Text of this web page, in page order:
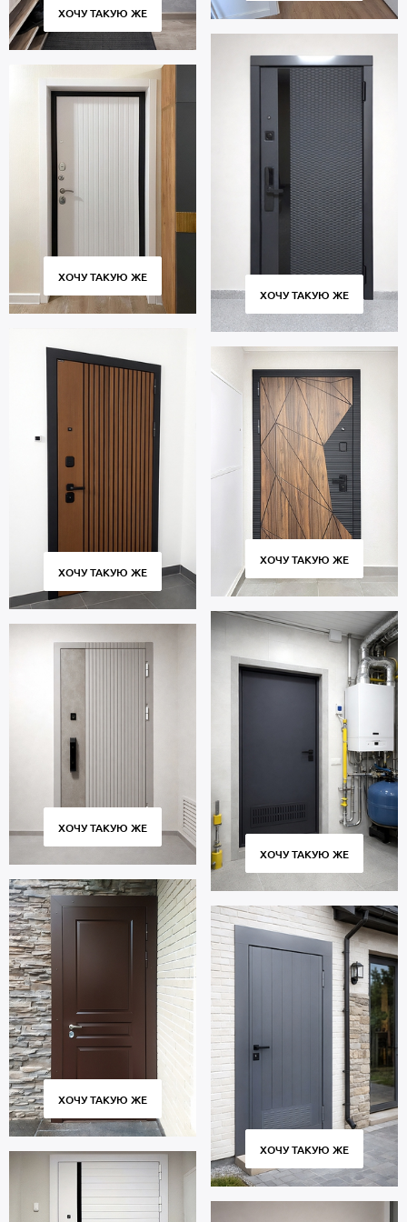
Московской области, профессиональный монтаж. Гарантийный
срок 5 лет.
ХОЧУ ТАКУЮ ЖЕ
ХОЧУ ТАКУЮ ЖЕ
ХОЧУ ТАКУЮ ЖЕ
ХОЧУ ТАКУЮ ЖЕ
ХОЧУ ТАКУЮ ЖЕ
ХОЧУ ТАКУЮ ЖЕ
ХОЧУ ТАКУЮ ЖЕ
ХОЧУ ТАКУЮ ЖЕ
ХОЧУ ТАКУЮ ЖЕ